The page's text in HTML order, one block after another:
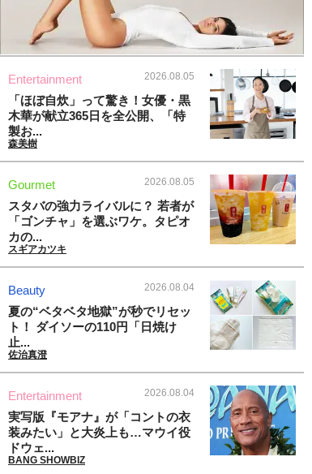
Entertainment 2026.08.05
「ほぼ自炊」って驚き！女優・黒
木華が献立365日を全公開、「特
製お...
森美樹
Gourmet 2026.08.05
スタバの強力ライバルに？ 若者が
「ゴンチャ」を選ぶワケ。タピオ
カの...
スギアカツキ
Beauty 2026.08.04
夏の“ベタベタ地獄”が秒でリセッ
ト！ ダイソーの110円「日焼け
止...
佐治真澄
Entertainment 2026.08.04
実写版『モアナ』が「コントの衣
装みたい」と大炎上も…マウイ役
ドウェ...
BANG SHOWBIZ